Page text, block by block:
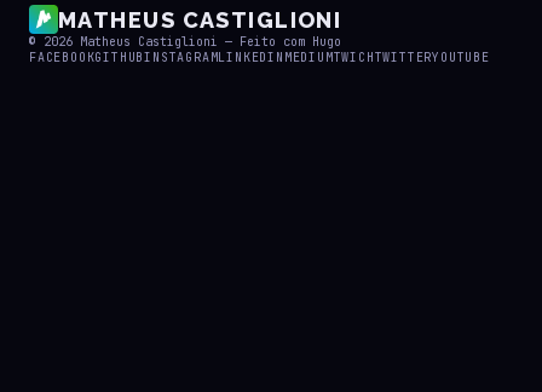
MATHEUS CASTIGLIONI
© 2026 Matheus Castiglioni — Feito com Hugo
FACEBOOKGITHUBINSTAGRAMLINKEDIN MEDIUMTWICHTWITTERYOUTUBE